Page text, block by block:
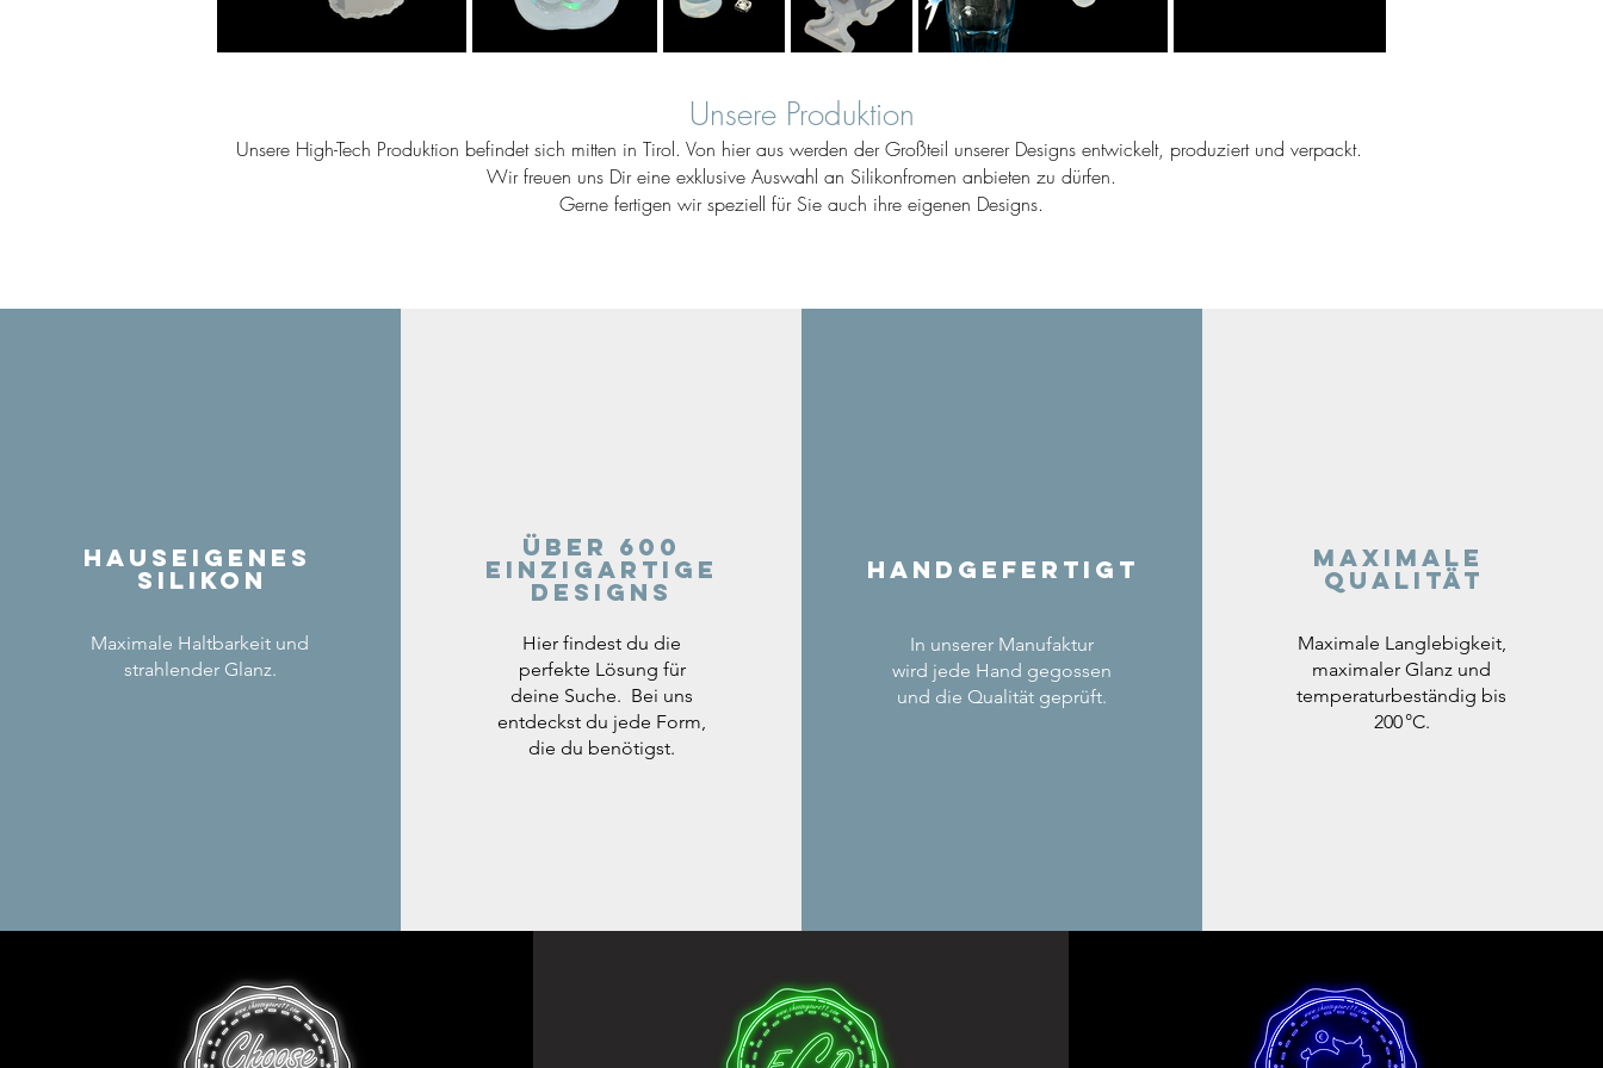
Unsere Produktion
Unsere High-Tech Produktion befindet sich mitten in Tirol. Von hier aus werden der Großteil unserer Designs entwickelt, produziert und verpackt.
Wir freuen uns Dir eine exklusive Auswahl an Silikonfromen anbieten zu dürfen.
Gerne fertigen wir speziell für Sie auch ihre eigenen Designs.
Hauseigenes
Silikon
Maximale Haltbarkeit und
strahlender Glanz.
Über 600
einzigartige
Designs
Hier findest du die
perfekte Lösung für
deine Suche. Bei uns
entdeckst du jede Form,
die du benötigst.
Handgefertigt
In unserer Manufaktur
wird jede Hand gegossen
und die Qualität geprüft.
Maximale
Qualität
Maximale Langlebigkeit,
maximaler Glanz und
temperaturbeständig bis
200 °C.